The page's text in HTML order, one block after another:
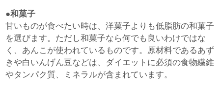
●和菓子
甘いものが食べたい時は、洋菓子よりも低脂肪の和菓子
を選びます。ただし和菓子なら何でも良いわけではな
く、あんこが使われているものです。原材料であるあず
きや白いんげん豆などは、ダイエットに必須の食物繊維
やタンパク質、ミネラルが含まれています。